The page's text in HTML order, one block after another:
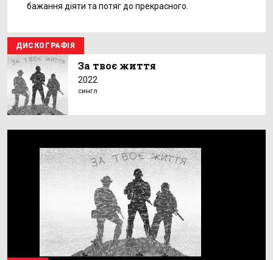
бажання діяти та потяг до прекрасного.
ДИСКОГРАФІЯ
За твоє життя
2022
сингл